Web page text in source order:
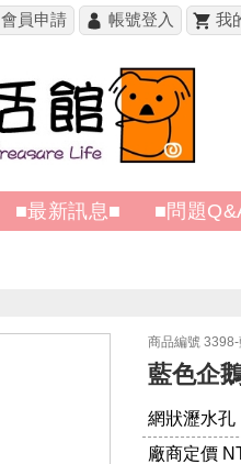
會員申請 帳號登入 我
■最新訊息■ ■問題
商品編號 3398-
藍色企
網狀瀝水孔
廠商定價